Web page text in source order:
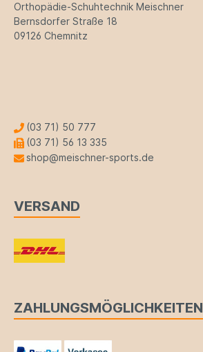
Orthopädie-Schuhtechnik Meischner
Bernsdorfer Straße 18
09126 Chemnitz
(03 71) 50 777
(03 71) 56 13 335
shop@meischner-sports.de
VERSAND
ZAHLUNGSMÖGLICHKEITEN